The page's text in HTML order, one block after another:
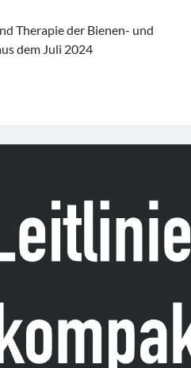
Therapie der Bienen- und
dem Juli 2024